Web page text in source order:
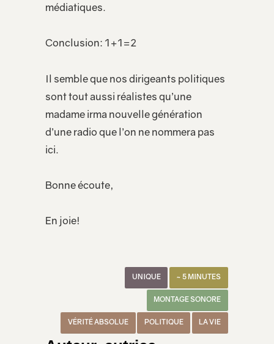
médiatiques.
Conclusion: 1+1=2
Il semble que nos dirigeants politiques
sont tout aussi réalistes qu’une
madame irma nouvelle génération
d’une radio que l’on ne nommera pas
ici.
Bonne écoute,
En joie!
~ 5 MINUTES
UNIQUE
MONTAGE SONORE
LA VIE
POLITIQUE
VÉRITÉ ABSOLUE